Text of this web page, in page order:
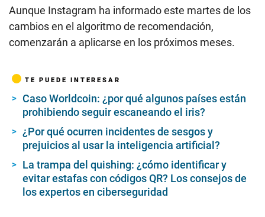
Aunque Instagram ha informado este martes de los
cambios en el algoritmo de recomendación,
comenzarán a aplicarse en los próximos meses.
TE PUEDE INTERESAR
Caso Worldcoin: ¿por qué algunos países están
prohibiendo seguir escaneando el iris?
¿Por qué ocurren incidentes de sesgos y
prejuicios al usar la inteligencia artificial?
La trampa del quishing: ¿cómo identificar y
evitar estafas con códigos QR? Los consejos de
los expertos en ciberseguridad